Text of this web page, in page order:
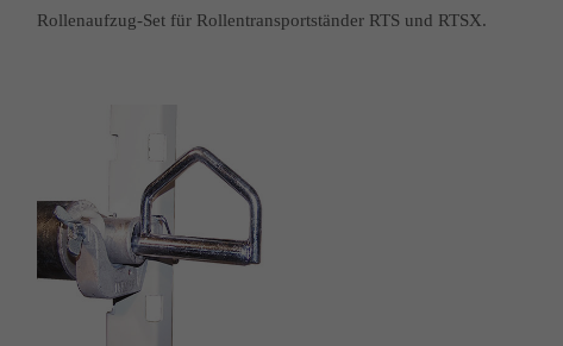
Rollenaufzug-Set für Rollentransportständer RTS und RTSX.